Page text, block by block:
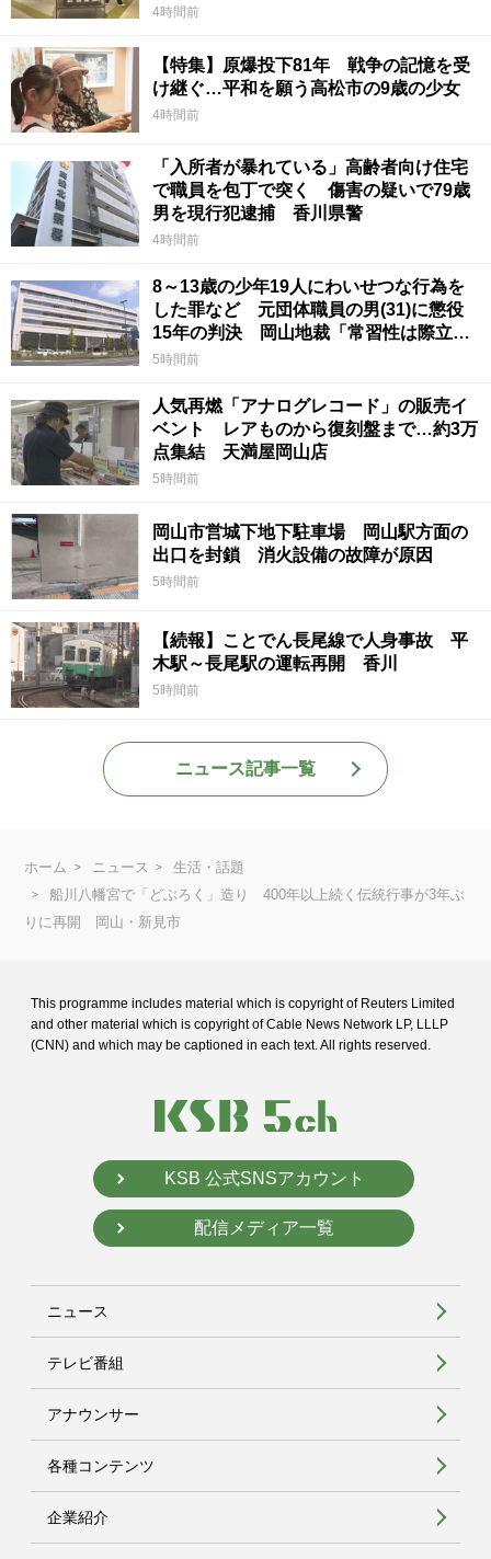
4時間前
【特集】原爆投下81年 戦争の記憶を受
け継ぐ…平和を願う高松市の9歳の少女
4時間前
「入所者が暴れている」高齢者向け住宅
で職員を包丁で突く 傷害の疑いで79歳
男を現行犯逮捕 香川県警
4時間前
8～13歳の少年19人にわいせつな行為を
した罪など 元団体職員の男(31)に懲役
15年の判決 岡山地裁「常習性は際立っ
ていて被害結果も非常に重い」
5時間前
人気再燃「アナログレコード」の販売イ
ベント レアものから復刻盤まで…約3万
点集結 天満屋岡山店
5時間前
岡山市営城下地下駐車場 岡山駅方面の
出口を封鎖 消火設備の故障が原因
5時間前
【続報】ことでん長尾線で人身事故 平
木駅～長尾駅の運転再開 香川
5時間前
ニュース記事一覧
ホーム ニュース
生活・話題
船川八幡宮で「どぶろく」造り 400年以上続く伝統行事が3年ぶ
りに再開 岡山・新見市
This programme includes material which is copyright of Reuters Limited
and other material which is copyright of Cable News Network LP, LLLP
(CNN) and which may be captioned in each text. All rights reserved.
KSB 公式SNSアカウント
配信メディア一覧
ニュース
テレビ番組
アナウンサー
各種コンテンツ
企業紹介